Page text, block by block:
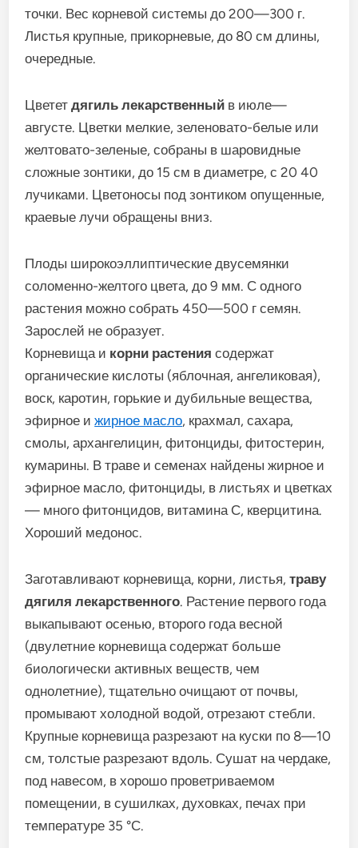
точки. Вес корневой системы до 200—300 г.
Листья крупные, прикорневые, до 80 см длины,
очередные.
Цвететдягиль лекарственный в июле—
августе. Цветки мелкие, зеленовато-белые или
желтовато-зеленые, собраны в шаровидные
сложные зонтики, до 15 см в диаметре, с 20 40
лучиками. Цветоносы под зонтиком опущенные,
краевые лучи обращены вниз.
Плоды широкоэллиптические двусемянки
соломенно-желтого цвета, до 9 мм. С одного
растения можно собрать 450—500 г семян.
Зарослей не образует.
Корневища и корни растения содержат
органические кислоты (яблочная, ангеликовая),
воск, каротин, горькие и дубильные вещества,
эфирное ижирное масло, крахмал, сахара,
смолы, архангелицин, фитонциды, фитостерин,
кумарины. В траве и семенах найдены жирное и
эфирное масло, фитонциды, в листьях и цветках
— много фитонцидов, витамина С, кверцитина.
Хороший медонос.
Заготавливают корневища, корни, листья,траву
дягиля лекарственного. Растение первого года
выкапывают осенью, второго года весной
(двулетние корневища содержат больше
биологически активных веществ, чем
однолетние), тщательно очищают от почвы,
промывают холодной водой, отрезают стебли.
Крупные корневища разрезают на куски по 8—10
см, толстые разрезают вдоль. Сушат на чердаке,
под навесом, в хорошо проветриваемом
помещении, в сушилках, духовках, печах при
температуре 35 °С.